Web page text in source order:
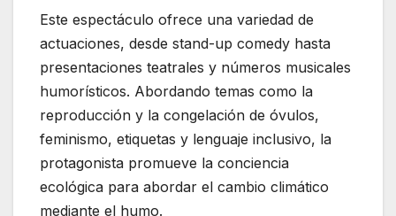
Este espectáculo ofrece una variedad de
actuaciones, desde stand-up comedy hasta
presentaciones teatrales y números musicales
humorísticos. Abordando temas como la
reproducción y la congelación de óvulos,
feminismo, etiquetas y lenguaje inclusivo, la
protagonista promueve la conciencia
ecológica para abordar el cambio climático
mediante el humo.